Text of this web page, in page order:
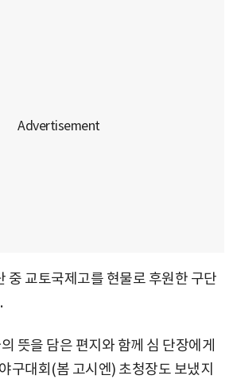
중 교토국제고를 현물로 후원한 구단
뜻을 담은 편지와 함께 심 단장에게
구대회(봄 고시엔) 초청장도 보냈지